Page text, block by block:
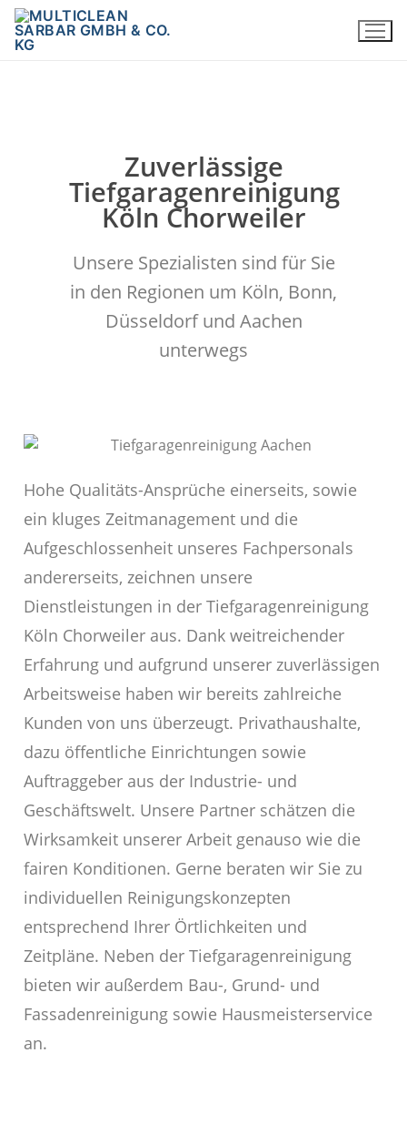
Zuverlässige
Tiefgaragenreinigung
Köln Chorweiler
Unsere Spezialisten sind für Sie
in den Regionen um Köln, Bonn,
Düsseldorf und Aachen
unterwegs
Hohe Qualitäts-Ansprüche einerseits, sowie
ein kluges Zeitmanagement und die
Aufgeschlossenheit unseres Fachpersonals
andererseits, zeichnen unsere
Dienstleistungen in der Tiefgaragenreinigung
Köln Chorweiler aus. Dank weitreichender
Erfahrung und aufgrund unserer zuverlässigen
Arbeitsweise haben wir bereits zahlreiche
Kunden von uns überzeugt. Privathaushalte,
dazu öffentliche Einrichtungen sowie
Auftraggeber aus der Industrie- und
Geschäftswelt. Unsere Partner schätzen die
Wirksamkeit unserer Arbeit genauso wie die
fairen Konditionen. Gerne beraten wir Sie zu
individuellen Reinigungskonzepten
entsprechend Ihrer Örtlichkeiten und
Zeitpläne. Neben der Tiefgaragenreinigung
bieten wir außerdem Bau-, Grund- und
Fassadenreinigung sowie Hausmeisterservice
an.